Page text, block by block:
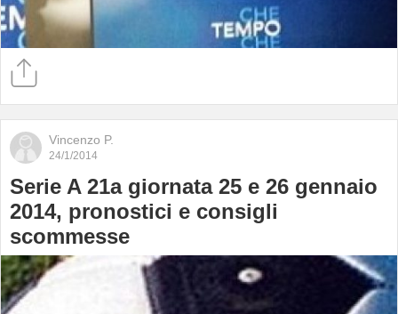
Vincenzo P.
24/1/2014
Serie A 21a giornata 25 e 26 gennaio
2014, pronostici e consigli
scommesse